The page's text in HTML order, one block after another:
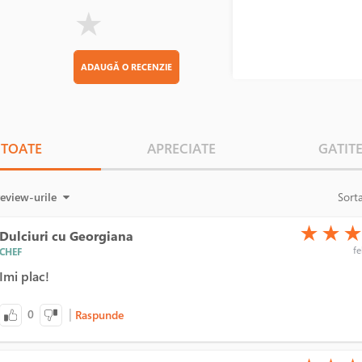
★
ADAUGĂ O RECENZIE
TOATE APRECIATE GATITE
urile
Dulciuri cu Georgiana
CHEF
(*)
★ (*)
★ (*)
★
Imi plac!
0 | Raspunde